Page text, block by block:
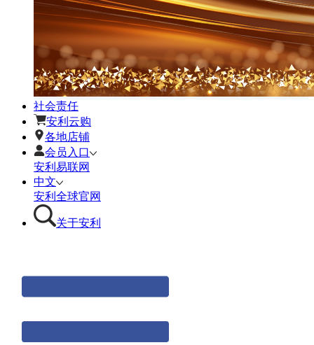
社会责任
安利云购
各地店铺
会员入口
安利易联网
中文
安利全球官网
关于安利